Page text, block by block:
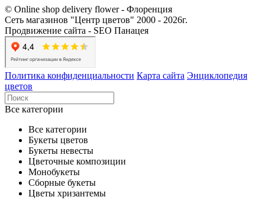
© Online shop delivery flower - Флоренция
Сеть магазинов "Центр цветов" 2000 ‐ 2026г.
Продвижение сайта - SEO Панацея
Политика конфиденциальности Карта сайта Энциклопедия
цветов
Все категории
Все категории
Букеты цветов
Букеты невесты
Цветочные композиции
Монобукеты
Сборные букеты
Цветы хризантемы